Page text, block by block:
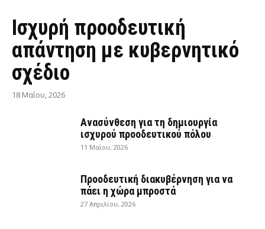
Ισχυρή προοδευτική
απάντηση με κυβερνητικό
σχέδιο
18 Μαΐου, 2026
Ανασύνθεση για τη δημιουργία
ισχυρού προοδευτικού πόλου
11 Μαΐου, 2026
Προοδευτική διακυβέρνηση για να
πάει η χώρα μπροστά
27 Απριλίου, 2026